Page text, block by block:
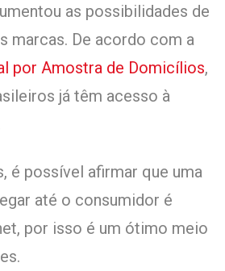
as possibilidades de
marcas. De acordo com a
por Amostra de Domicílios,
já têm acesso à
é possível afirmar que uma
até o consumidor é
por isso é um ótimo meio